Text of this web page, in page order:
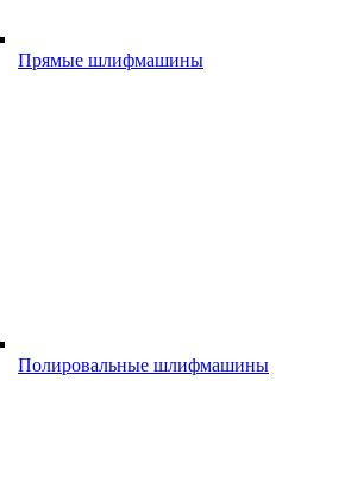
Прямые шлифмашины
Полировальные шлифмашины